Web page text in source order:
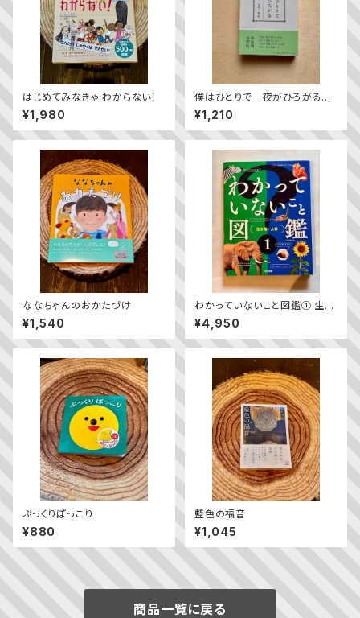
はじめてみなきゃ わからない！
¥1,980
僕はひとりで 夜がひろがる
——立原道造 全詩＋物語
¥1,210
ななちゃんのおかたづけ
¥1,540
わかっていないこと図鑑① 生き
物・人体
¥4,950
ぷっくりぽっこり
¥880
藍色の福音
¥1,045
商品一覧に戻る